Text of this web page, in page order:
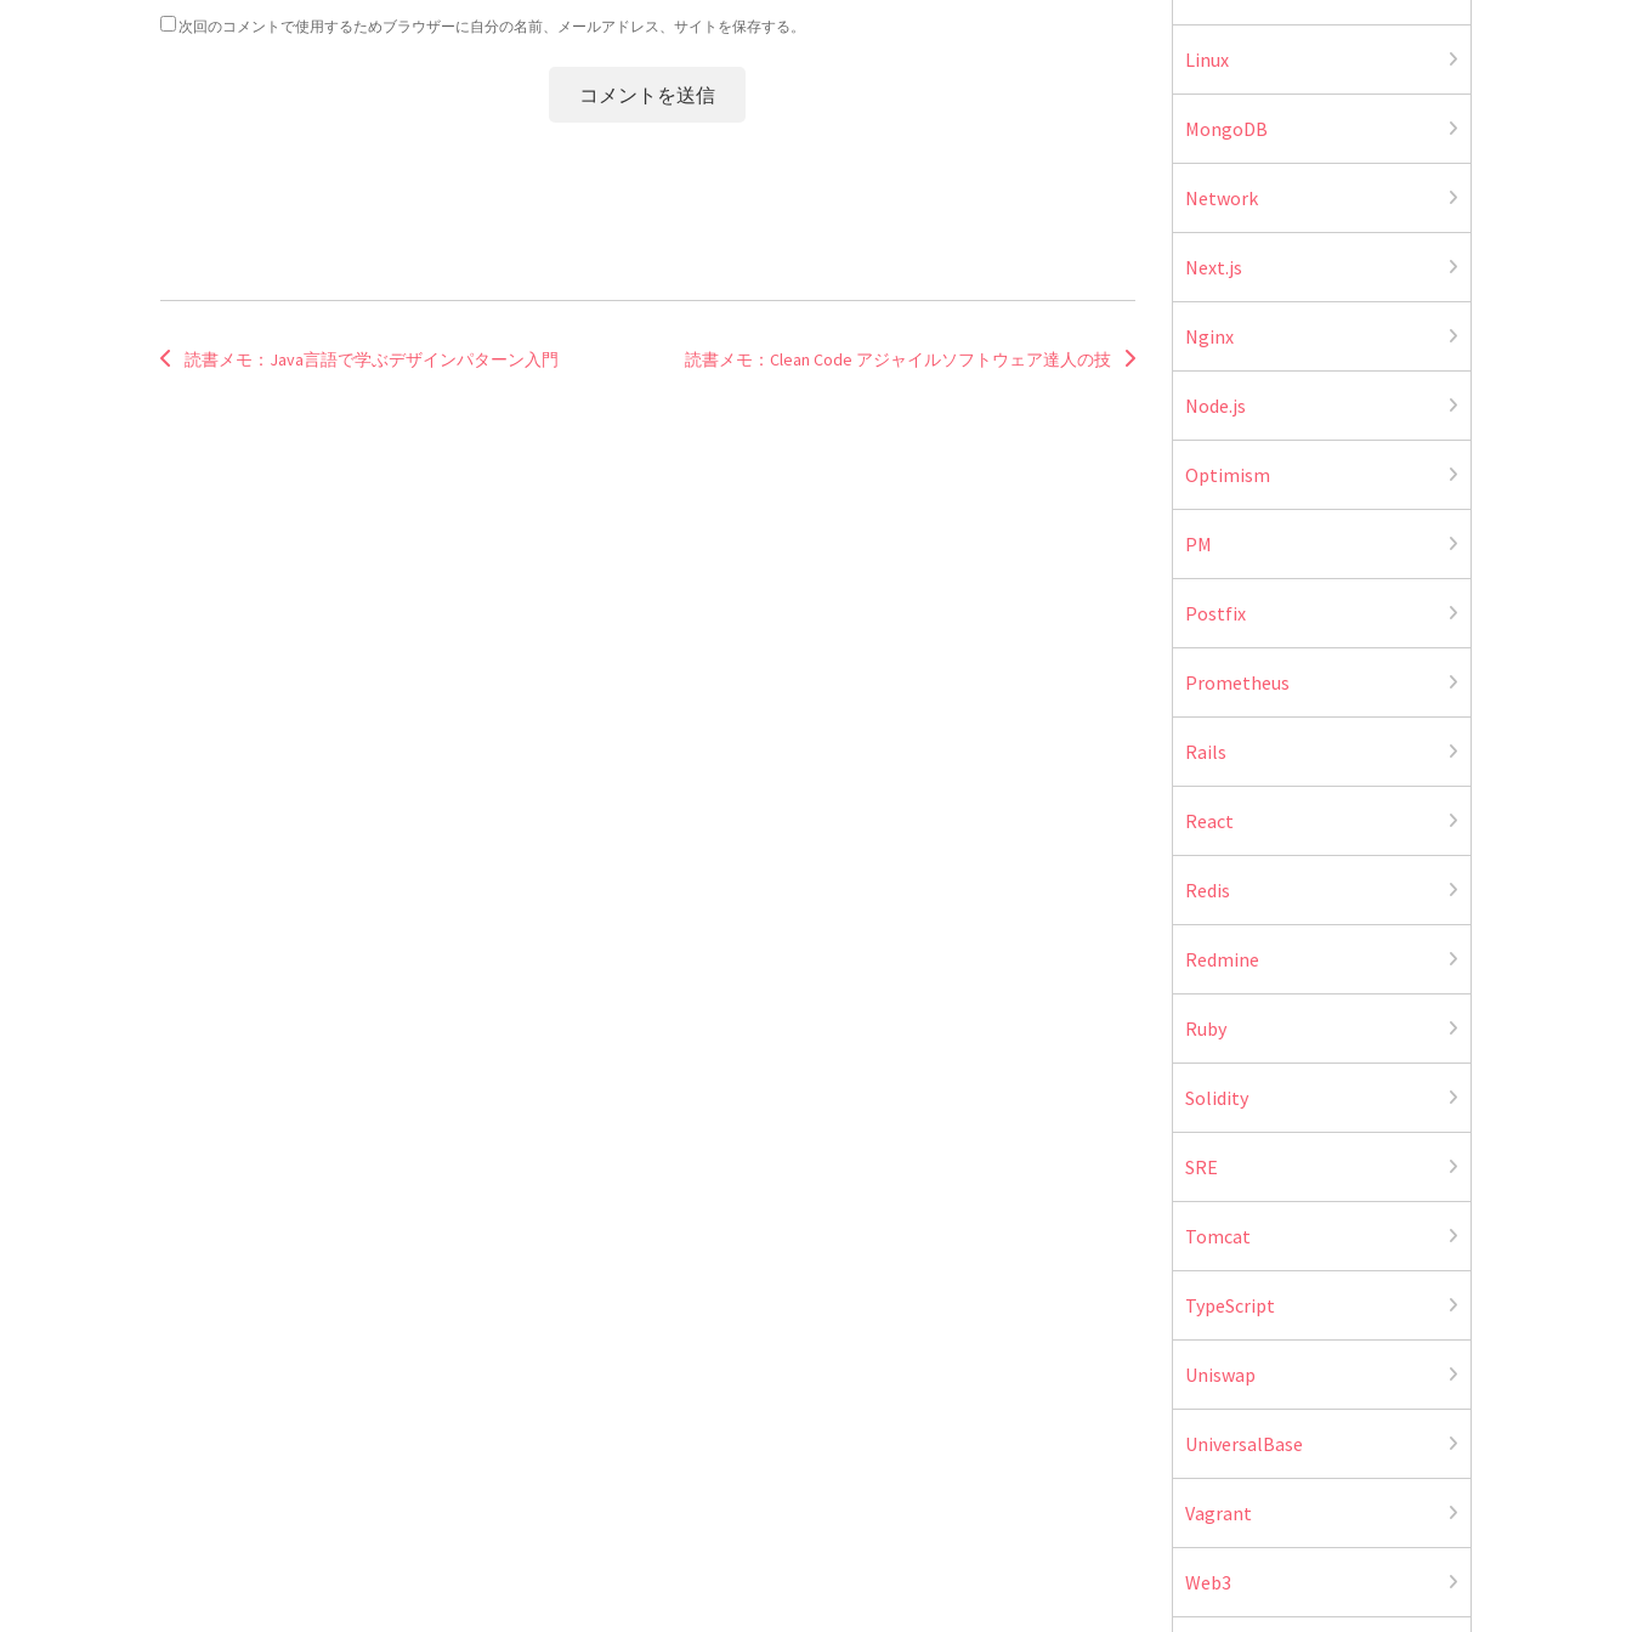
次回のコメントで使用するためブラウザーに自分の名前、メールアドレス、サイトを保存する。
読書メモ：Java言語で学ぶデザインパターン入門 読書メモ：Clean Code アジャイルソフトウェア達人の技
Linux
MongoDB
Network
Next.js
Nginx
Node.js
Optimism
PM
Postfix
Prometheus
Rails
React
Redis
Redmine
Ruby
Solidity
SRE
Tomcat
TypeScript
Uniswap
UniversalBase
Vagrant
Web3